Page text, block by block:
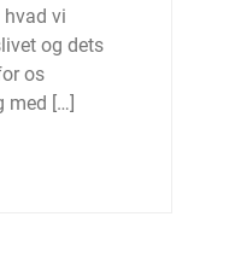
hvad vi
og dets
os
med […]